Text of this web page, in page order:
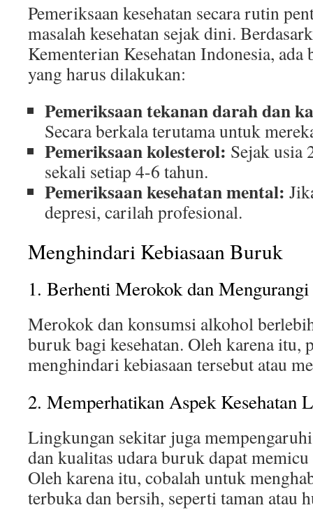
Pemeriksaan kesehatan secara rutin
masalah kesehatan sejak dini.
Kementerian Kesehatan Indonesia, ada
yang harus dilakukan:
Pemeriksaan tekanan darah dan
Secara berkala terutama untuk
Pemeriksaan kolesterol: Sejak usia
sekali setiap 4-6 tahun.
Pemeriksaan kesehatan mental:
depresi, carilah profesional.
Menghindari Kebiasaan Buruk
1. Berhenti Merokok dan
Merokok dan konsumsi alkohol
buruk bagi kesehatan. Oleh karena itu,
menghindari kebiasaan tersebut atau
2. Memperhatikan Aspek Kesehatan
Lingkungan sekitar juga
dan kualitas udara buruk dapat
Oleh karena itu, cobalah untuk
terbuka dan bersih, seperti taman atau